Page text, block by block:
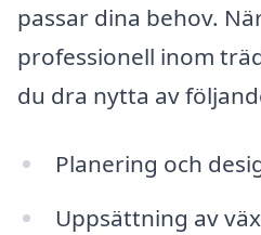
passar dina behov.
professionell inom
du dra nytta av
Planering och
Uppsättning av